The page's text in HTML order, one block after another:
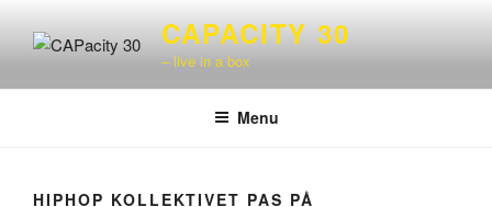
CAPACITY 30
– live in a box
Menu
HIPHOP KOLLEKTIVET PAS PÅ